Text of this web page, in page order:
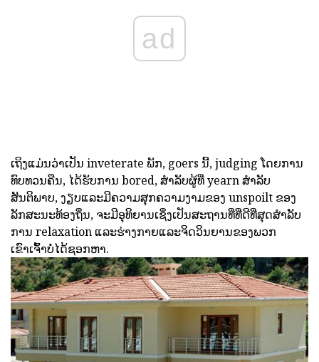
ad
ເຖິງແມ່ນວ່າເປັນ inveterate ພັກ, goers ນີ້, judging ໂດຍການ
ທົບທວນຄືນ, ໄດ້ຮັບການ bored, ສໍາລັບຜູ້ທີ່ yearn ສໍາລັບ
ສັນຕິພາບ, ງຽບແລະມີຄວາມສຸກຄວາມງາມຂອງ unspoilt ຂອງ
ລັກສະນະທ້ອງຖິ່ນ, ຈະມີອຸທິຍານເຊິ່ງເປັນສະຖານທີ່ທີ່ດີທີ່ສຸດສໍາລັບ
ການ relaxation ແລະຮ່າງກາຍແລະຈິດວິນຍານຂອງພວກ
ເຂົາເຈົ້າບໍ່ໄດ້ຊອກຫາ.